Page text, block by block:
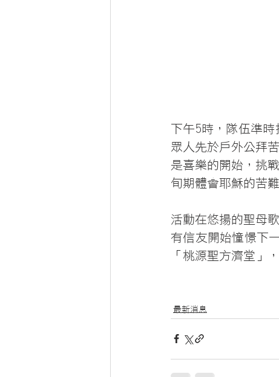
下午5時，隊伍準
眾人先於戶外公拜
是喜樂的開始，挑
旬期體會耶穌的苦
活動在悠揚的聖母
有信友開始憧憬下
「桃源聖方濟堂」
最新消息